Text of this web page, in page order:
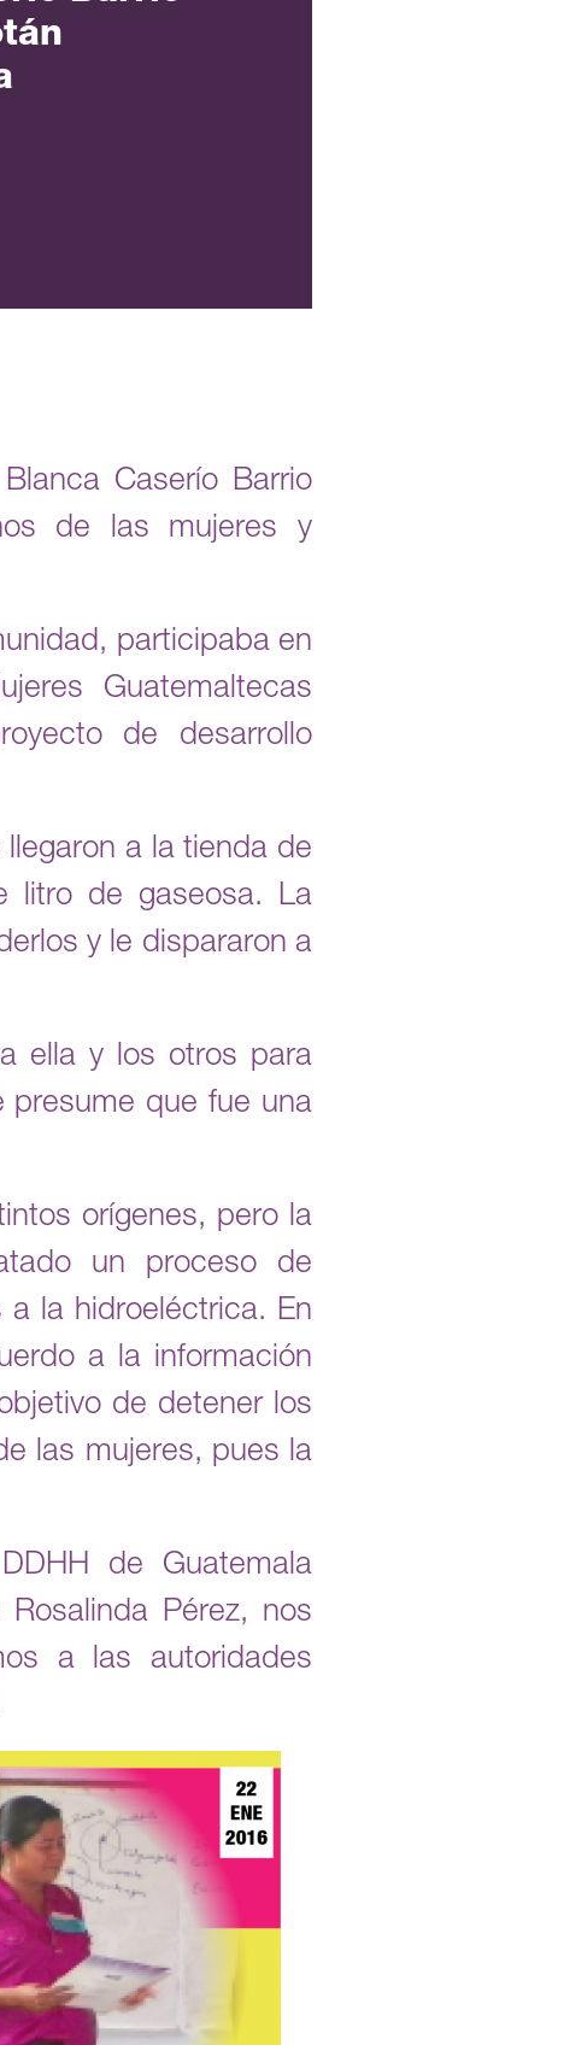
Caserío Barrio
de las mujeres y
participaba en
Guatemaltecas
de desarrollo
a la tienda de
litro de gaseosa. La
y le dispararon a
ella y los otros para
presume que fue una
orígenes, pero la
un proceso de
la hidroeléctrica. En
a la información
de detener los
las mujeres, pues la
de Guatemala
Pérez, nos
a las autoridades